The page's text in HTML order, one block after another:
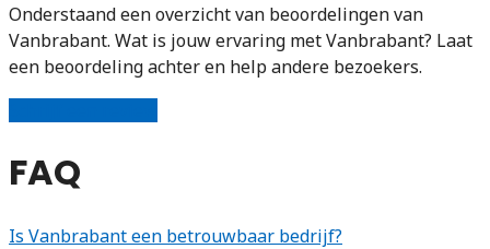
Onderstaand een overzicht van beoordelingen van
Vanbrabant. Wat is jouw ervaring met Vanbrabant? Laat
een beoordeling achter en help andere bezoekers.
FAQ
Is Vanbrabant een betrouwbaar bedrijf?